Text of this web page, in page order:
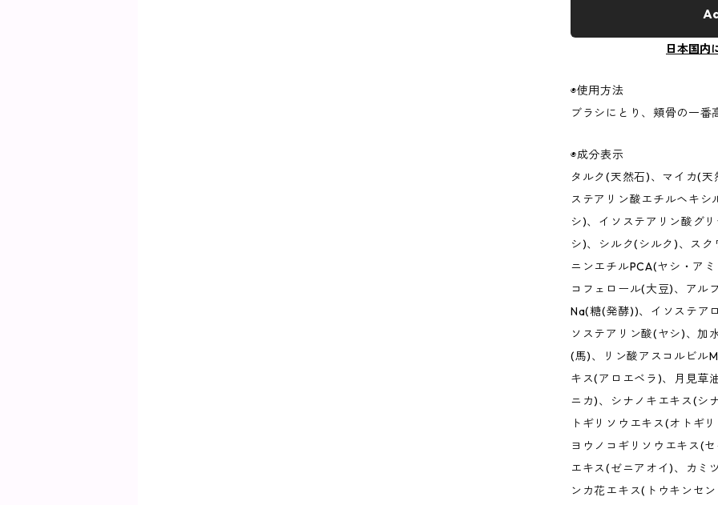
日本国内
◉使用方法
ブラシにとり、頬骨の一
◉成分表示
タルク(天然石)、マイカ(
ステアリン酸エチルヘキ
シ)、イソステアリン酸グ
シ)、シルク(シルク)、ス
ニンエチルPCA(ヤシ・ア
コフェロール(大豆)、アル
Na(糖(発酵))、イソステア
ソステアリン酸(ヤシ)、加
(馬)、リン酸アスコルビル
キス(アロエベラ)、月見草
ニカ)、シナノキエキス(シ
トギリソウエキス(オトギ
ヨウノコギリソウエキス(
エキス(ゼニアオイ)、カミ
ンカ花エキス(トウキンセ